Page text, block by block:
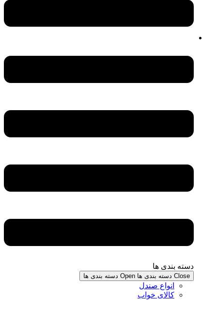
دسته بندی ها
Close دسته بندی ها Open دسته بندی ها
انواع صندل
کالای خواب